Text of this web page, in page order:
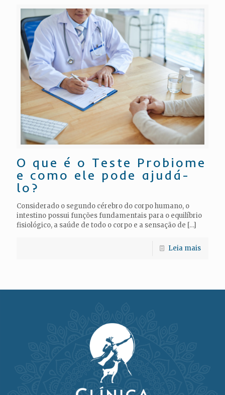
O que é o Teste Probiome
e como ele pode ajudá-
lo?
Considerado o segundo cérebro do corpo humano, o
intestino possui funções fundamentais para o equilíbrio
fisiológico, a saúde de todo o corpo e a sensação de […]
Leia mais